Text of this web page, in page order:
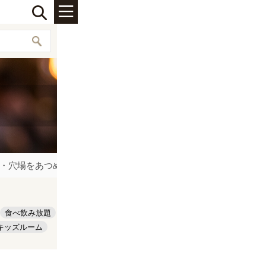
場をあつめました。『ちゅらグルメ』クーポンを使ってお得
食べ飲み放題
ッズルーム